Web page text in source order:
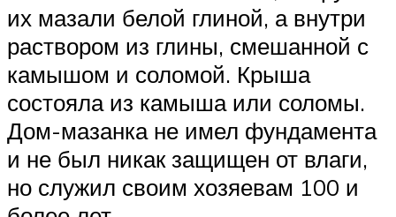
их мазали белой глиной, а внутри
раствором из глины, смешанной с
камышом и соломой. Крыша
состояла из камыша или соломы.
Дом-мазанка не имел фундамента
и не был никак защищен от влаги,
но служил своим хозяевам 100 и